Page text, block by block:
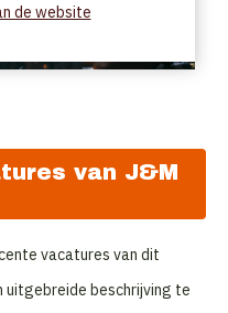
van J&M
vacatures van dit
uitgebreide beschrijving te
de website